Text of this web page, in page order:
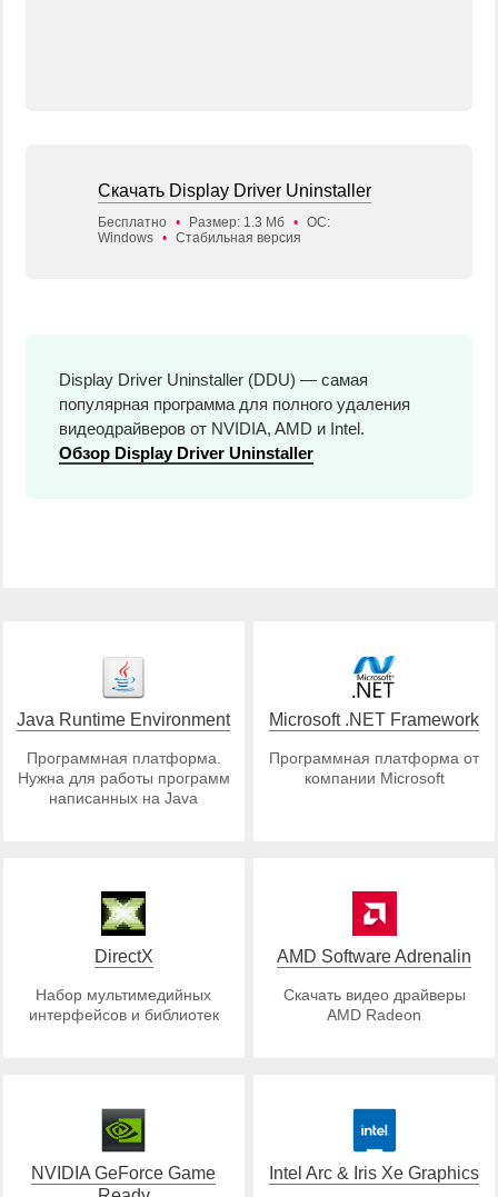
Скачать Display Driver Uninstaller
Бесплатно • Размер: 1.3 Мб • ОС:
Windows • Стабильная версия
Display Driver Uninstaller (DDU) — самая
популярная программа для полного удаления
видеодрайверов от NVIDIA, AMD и Intel.
Обзор Display Driver Uninstaller
Java Runtime Environment
Программная платформа.
Нужна для работы программ
написанных на Java
Microsoft .NET Framework
Программная платформа от
компании Microsoft
DirectX
Набор мультимедийных
интерфейсов и библиотек
AMD Software Adrenalin
Скачать видео драйверы
AMD Radeon
NVIDIA GeForce Game
Intel Arc & Iris Xe Graphics